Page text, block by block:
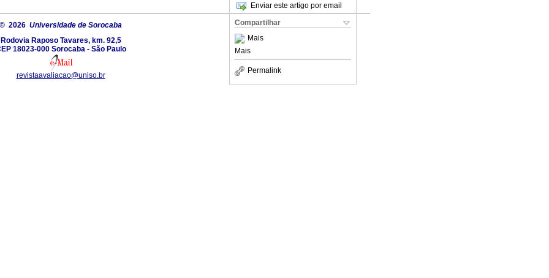
Enviar este artigo por email
Compartilhar
Mais
Mais
Permalink
© 2026 Universidade de Sorocaba
Rodovia Raposo Tavares, km. 92,5
18023-000 Sorocaba - São Paulo
revistaavaliacao@uniso.br